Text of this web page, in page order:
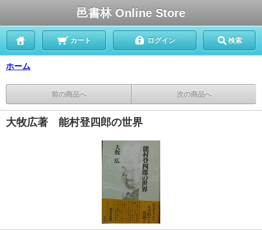
邑書林 Online Store
カート ログイン 検索
ホーム
前の商品へ 次の商品へ
大牧広著 能村登四郎の世界